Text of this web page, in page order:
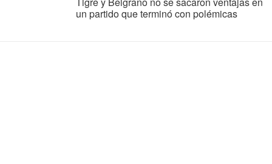
un partido que terminó con polémicas